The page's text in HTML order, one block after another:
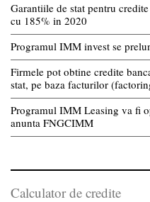
Garantiile de stat pentru
cu 185% in 2020
Programul IMM invest se
Firmele pot obtine credite
stat, pe baza facturilor
Programul IMM Leasing va fi
anunta FNGCIMM
Calculator de credite